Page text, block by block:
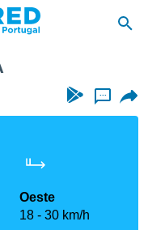
...
Oeste
18
30 km/h